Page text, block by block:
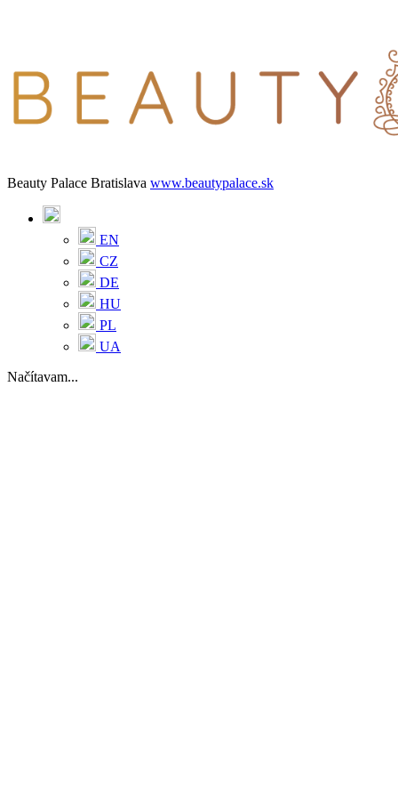
Beauty Palace Bratislava www.beautypalace.sk
EN
CZ
DE
HU
PL
UA
Načítavam...